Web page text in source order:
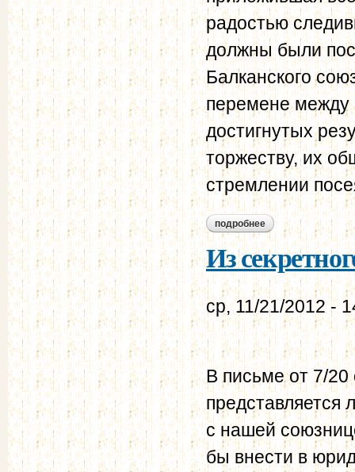
радостью
должны были
Балканского
перемене между
достигнутых
торжеству, их
стремлении
подробнее о министр
Из
ср, 11/21/2012 -
В письме от 7/20
представляется
с нашей
бы внести в